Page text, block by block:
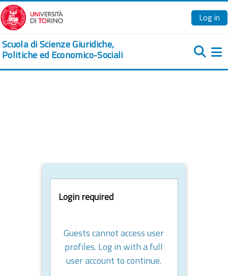
Skip to main content
Log in
Scuola di Scienze Giuridiche,
Politiche ed Economico-Sociali
Login required
Guests cannot access user
profiles. Log in with a full
user account to continue.